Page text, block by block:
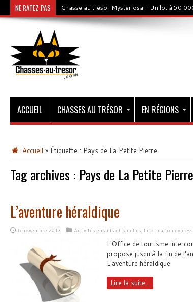
NE RATEZ PAS Chasse au trésor Mysteriosa - Un lot à 50
ACCUEIL CHASSES AU TRÉSOR EN RÉGIONS
Accueil » Étiquette : Pays de La Petite Pierre
Tag archives : Pays de La Petite Pierre
L’aventure héraldique
6 novembre 2013 Activités enfants et familles, Information express
L'Office de tourisme
propose jusqu'à la fin de
L'aventure héraldique
Lire la suite...